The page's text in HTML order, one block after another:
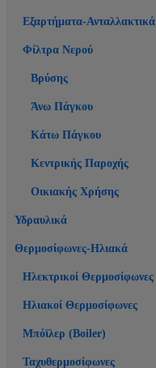
Εξαρτήματα-Ανταλλακτικά
Φίλτρα Νερού
Βρύσης
Άνω Πάγκου
Κάτω Πάγκου
Κεντρικής Παροχής
Οικιακής Χρήσης
Υδραυλικά
Θερμοσίφωνες-Ηλιακά
Ηλεκτρικοί Θερμοσίφωνες
Ηλιακοί Θερμοσίφωνες
Μπόϊλερ (Boiler)
Ταχυθερμοσίφωνες